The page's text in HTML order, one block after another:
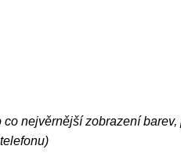
nejvěrnější zobrazení